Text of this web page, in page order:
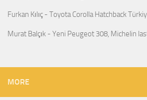
Furkan Kılıç - Toyota Corolla Hatchback
Murat Balçık - Yeni Peugeot 308, Michelin
MORE